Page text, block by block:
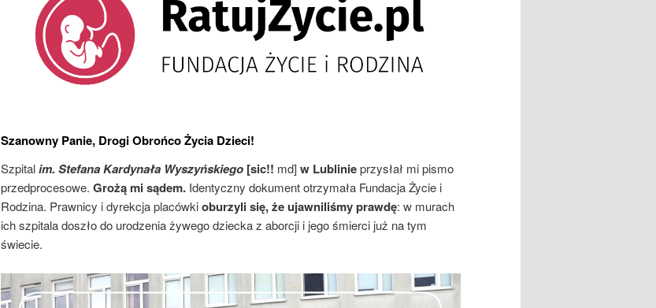
Szanowny Panie, Drogi Obrońco Życia Dzieci!
Szpitalim. Stefana Kardynała Wyszyńskiego [sic!! md]w Lublinieprzysłał mi pismo
przedprocesowe. Grożą mi sądem. Identyczny dokument otrzymała Fundacja Życie i
Rodzina. Prawnicy i dyrekcja placówkioburzyli się, że ujawniliśmy prawdę: w murach
ich szpitala doszło do urodzenia żywego dziecka z aborcji i jego śmierci już na tym
świecie.